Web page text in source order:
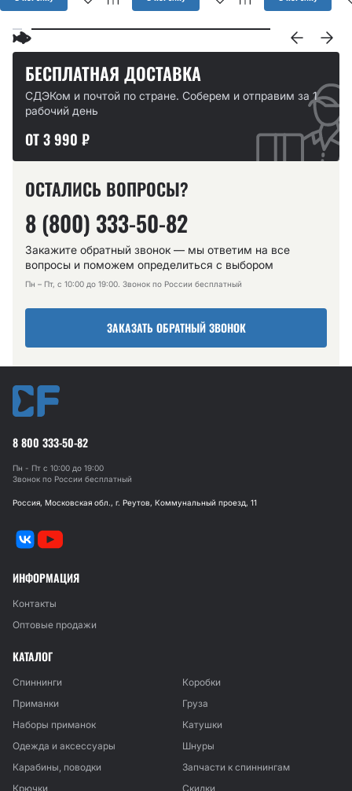
БЕСПЛАТНАЯ ДОСТАВКА
СДЭКом и почтой по стране. Соберем и отправим за 1
рабочий день
ОТ 3 990 ₽
ОСТАЛИСЬ ВОПРОСЫ?
8 (800) 333-50-82
Закажите обратный звонок — мы ответим на все
вопросы и поможем определиться с выбором
Пн – Пт, с 10:00 до 19:00. Звонок по России бесплатный
ЗАКАЗАТЬ ОБРАТНЫЙ ЗВОНОК
8 800 333-50-82
Пн - Пт с 10:00 до 19:00
Звонок по России бесплатный
Россия, Московская обл., г. Реутов, Коммунальный проезд, 11
ИНФОРМАЦИЯ
Контакты
Оптовые продажи
КАТАЛОГ
Спиннинги
Коробки
Приманки
Груза
Наборы приманок
Катушки
Одежда и аксессуары
Шнуры
Карабины, поводки
Запчасти к спиннингам
Крючки
Скидки